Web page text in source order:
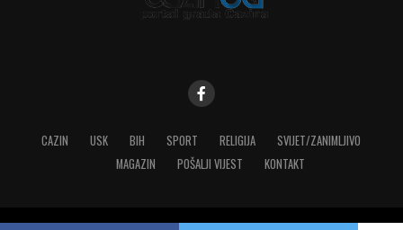
CAZIN USK BIH SPORT RELIGIJA
SVIJET/ZANIMLJIVO
MAGAZIN
POŠALJI VIJEST KONTAKT